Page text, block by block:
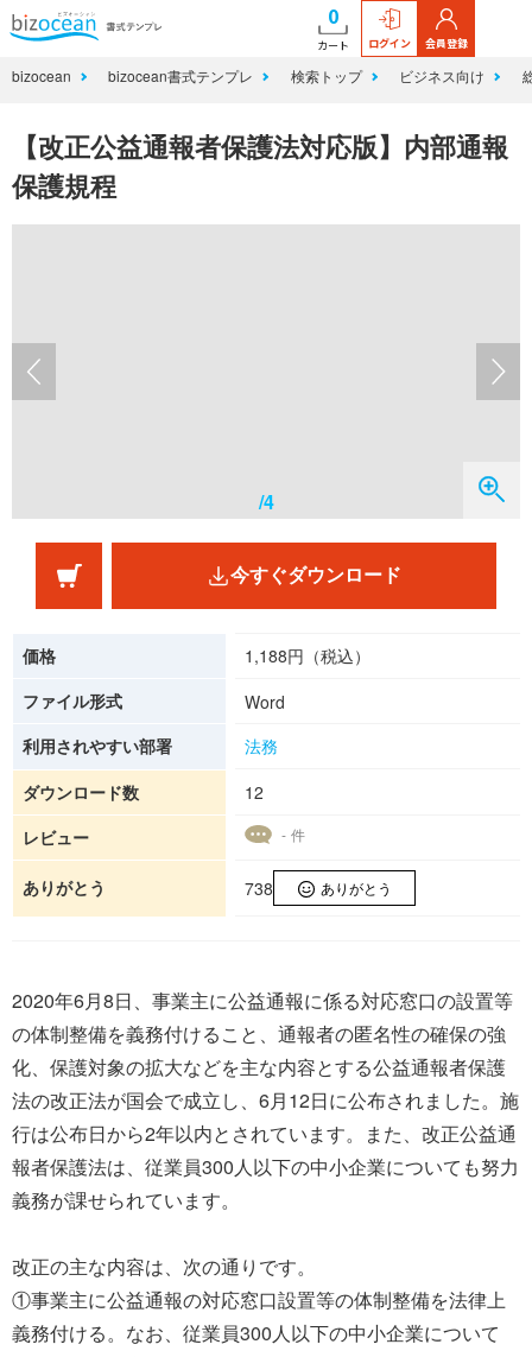
0
カート ログイン 会員登録
bizocean bizocean書式テンプレ 検索トップ ビジネス向け
【改正公益通報者保護法対応版】内部通報
保護規程
/4
今すぐダウンロード
価格
1,188円（税込）
ファイル形式
Word
利用されやすい部署
法務
ダウンロード数
12
レビュー
- 件
ありがとう 738 ありがとう
2020年6月8日、事業主に公益通報に係る対応窓口の設置等
の体制整備を義務付けること、通報者の匿名性の確保の強
化、保護対象の拡大などを主な内容とする公益通報者保護
法の改正法が国会で成立し、6月12日に公布されました。施
行は公布日から2年以内とされています。また、改正公益通
報者保護法は、従業員300人以下の中小企業についても努力
義務が課せられています。
改正の主な内容は、次の通りです。
①事業主に公益通報の対応窓口設置等の体制整備を法律上
義務付ける。なお、従業員300人以下の中小企業について